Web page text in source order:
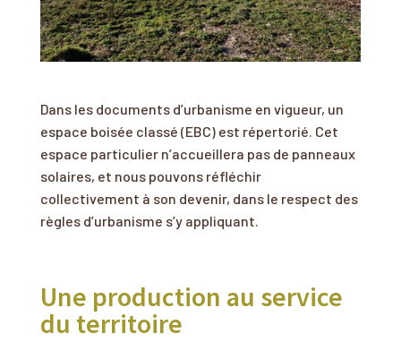
Dans les documents d’urbanisme en vigueur, un
espace boisée classé (EBC) est répertorié. Cet
espace particulier n’accueillera pas de panneaux
solaires, et nous pouvons réfléchir
collectivement à son devenir, dans le respect des
règles d’urbanisme s’y appliquant.
Une production au service
du territoire